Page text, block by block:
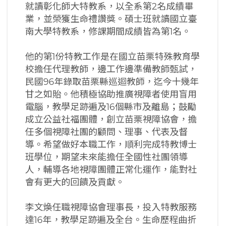
就讀彰化師大特教系，以全系第2名成績畢
業，並榮獲生命禮讚獎。碩士班就讀國立臺
南大學特教系，修課期間成績皆為第1名。
他的第1份特教工作是在國立苗栗特殊教育學
校擔任代理教師，邊工作邊準備教師甄試，
民國96年錄取苗栗縣巡迴教師，迄今十幾年
甘之如貽。他積極協助推廣視障者使用盲用
電腦，教學足跡遍及16個縣市及離島；鼓勵
成立公益社福團體，創立苗栗視障協會，擔
任多個視障社團的顧問、理事、代表及督
導。希望做好本職工作，順利完成特教博士
班學位，期望未來能擔任全國性社團領導
人，輔導各地視障團體正常化運作，能對社
會有更大的回饋及貢獻。
李文煥任職視障協會理事長，投入特教服務
達16年，教學足跡遍及全台。生命歷程曲折